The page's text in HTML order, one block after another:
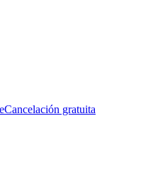
Cancelación gratuita